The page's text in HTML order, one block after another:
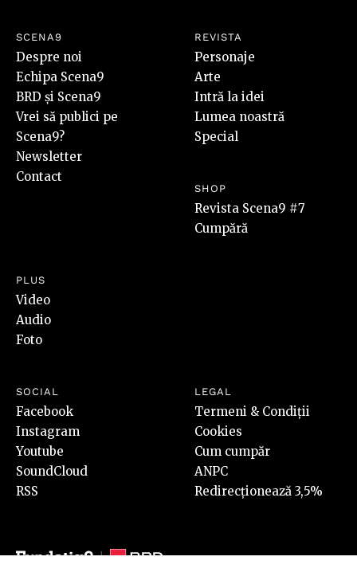
SCENA9
Despre noi
Echipa Scena9
BRD și Scena9
Vrei să publici pe
Scena9?
Newsletter
Contact
REVISTA
Personaje
Arte
Intră la idei
Lumea noastră
Special
SHOP
Revista Scena9 #7
Cumpără
PLUS
Video
Audio
Foto
SOCIAL
Facebook
Instagram
Youtube
SoundCloud
RSS
LEGAL
Termeni & Condiții
Cookies
Cum cumpăr
ANPC
Redirecționează 3,5%